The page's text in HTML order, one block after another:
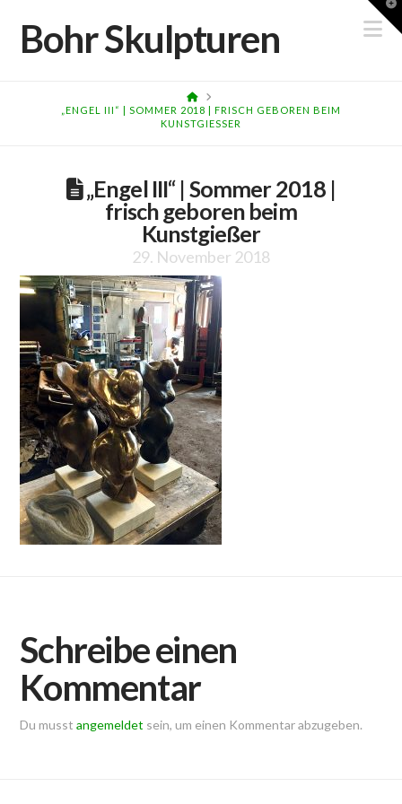
Bohr Skulpturen
HOME
„ENGEL III“ | SOMMER 2018 | FRISCH GEBOREN BEIM
KUNSTGIESSER
„Engel III“ | Sommer 2018 |
frisch geboren beim
Kunstgießer
29. November 2018
Schreibe einen
Kommentar
Du musstangemeldet sein, um einen Kommentar abzugeben.